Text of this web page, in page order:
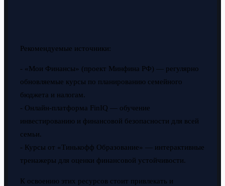
Рекомендуемые источники:
- «Мои Финансы» (проект Минфина РФ) — регулярно
обновляемые курсы по планированию семейного
бюджета и налогам.
- Онлайн-платформа FinIQ — обучение
инвестированию и финансовой безопасности для всей
семьи.
- Курсы от «Тинькофф Образование» — интерактивные
тренажеры для оценки финансовой устойчивости.
К освоению этих ресурсов стоит привлекать и